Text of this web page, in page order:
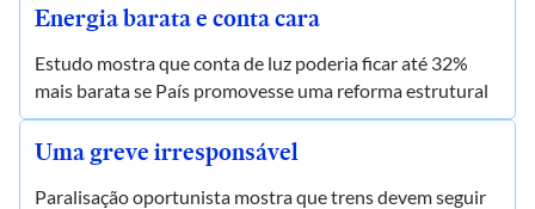
Energia barata e conta cara
Estudo mostra que conta de luz poderia ficar até 32%
mais barata se País promovesse uma reforma estrutural
Uma greve irresponsável
Paralisação oportunista mostra que trens devem seguir